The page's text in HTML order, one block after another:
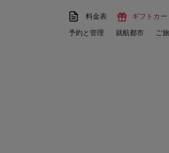
料金表 ギフトカー
予約と管理 就航都市 ご